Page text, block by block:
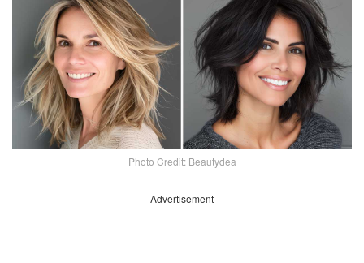
Photo Credit: Beautydea
Advertisement